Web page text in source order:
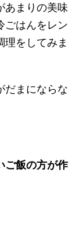
あまりの美味
ごはんをレン
理をしてみま
だまにならな
ご飯の方が作